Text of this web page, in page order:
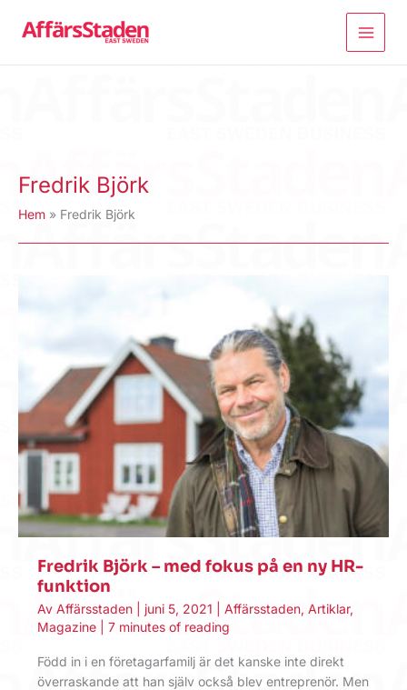
Fredrik Björk
Hem Fredrik Björk
Fredrik Björk – med fokus på en ny HR-
funktion
Av Affärsstaden juni 5, 2021 Affärsstaden, Artiklar,
Magazine
7 minutes of reading
Född in i en företagarfamilj är det kanske inte direkt
överraskande att han själv också blev entreprenör. Men